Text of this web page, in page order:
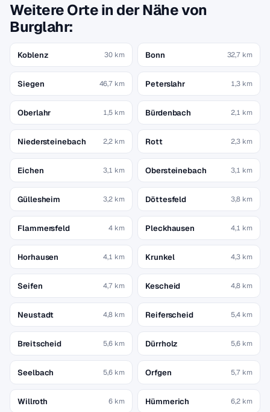
Weitere Orte in der Nähe von
Burglahr:
Koblenz 30 km Bonn 32,7 km
Siegen 46,7 km Peterslahr 1,3 km
Oberlahr 1,5 km Bürdenbach 2,1 km
Niedersteinebach 2,2 km Rott 2,3 km
Eichen 3,1 km Obersteinebach 3,1 km
Güllesheim 3,2 km Döttesfeld 3,8 km
Flammersfeld 4 km Pleckhausen 4,1 km
Horhausen 4,1 km Krunkel 4,3 km
Seifen 4,7 km Kescheid 4,8 km
Neustadt 4,8 km Reiferscheid 5,4 km
Breitscheid 5,6 km Dürrholz 5,6 km
Seelbach 5,6 km Orfgen 5,7 km
Willroth 6 km Hümmerich 6,2 km